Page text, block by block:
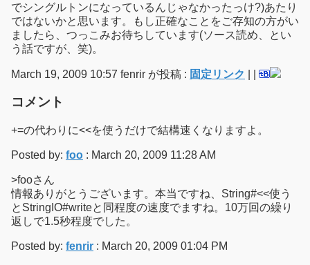
でシングルトンになっているんじゃなかったっけ?)あたり
ではないかと思います。もし正確なことをご存知の方がい
ましたら、つっこみお待ちしています(ソース読め、とい
う話ですが、笑)。
March 19, 2009 10:57 fenrir が投稿 : 固定リンク
コメント
+=の代わりに<<を使うだけで結構速くなりますよ。
Posted by: foo : March 20, 2009 11:28 AM
>fooさん
情報ありがとうございます。本当ですね、String#<<使う
とStringIO#writeと同程度の速度でますね。10万回の繰り
返しで1.5秒程度でした。
Posted by: fenrir : March 20, 2009 01:04 PM